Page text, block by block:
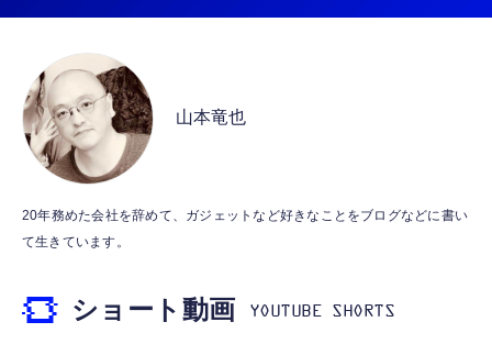
￥2,199
MFi認証 【ハイレゾ音質】 内蔵DAC 遅延な
し 48ビット/96KHz 音量調節対応
【HIFI音質】iphone イヤホンジャック ライ
￥999
ット）
￥53,900
霊界コミュニケーションロボット BAKETAN
山本竜也
20年務めた会社を辞めて、ガジェットなど好きなことをブログなどに書い
て生きています。
ショート動画